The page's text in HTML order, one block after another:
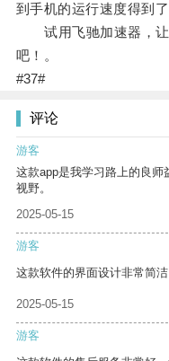
到手机的运行速度得到了
试用飞驰加速器，让
吧！。
#37#
评论
游客
这款app是我学习路上的良
视野。
2025-05-15
游客
这款软件的界面设计非常简洁
2025-05-15
游客